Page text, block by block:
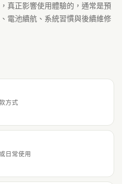
真正影響使用體驗的，通常是預
電池續航、系統習慣與後續維修
方式
日常使用